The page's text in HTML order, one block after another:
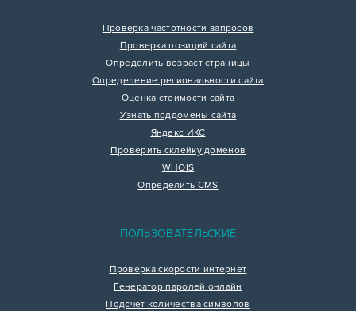
Проверка частотности запросов
Проверка позиций сайта
Определить возраст страницы
Определение региональности сайта
Оценка стоимости сайта
Узнать поддомены сайта
Яндекс ИКС
Проверить склейку доменов
WHOIS
Определить CMS
ПОЛЬЗОВАТЕЛЬСКИЕ
Проверка скорости интернет
Генератор паролей онлайн
Подсчет количества символов